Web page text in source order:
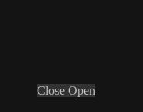
Close Open